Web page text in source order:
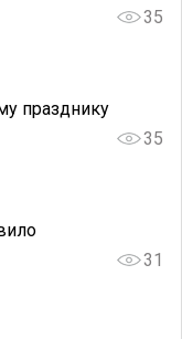
35
празднику
35
31